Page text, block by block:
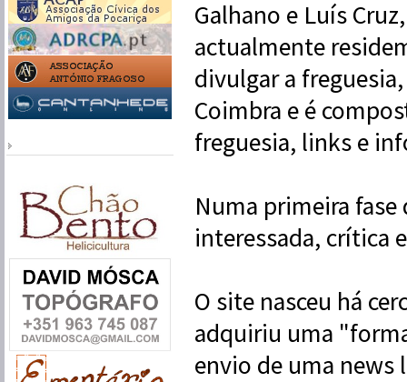
Galhano e Luís
actualmente
divulgar a
Coimbra e é
freguesia, links e
Numa primeira
interessada, crítica
O site nasceu há
adquiriu uma
envio de uma news